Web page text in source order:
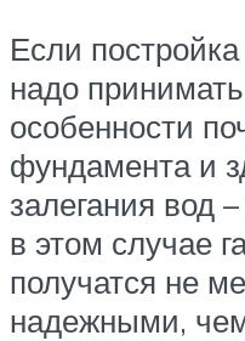
Если
надо
особенности
фундамента и
залегания вод
в этом случае
получатся не
надежными,